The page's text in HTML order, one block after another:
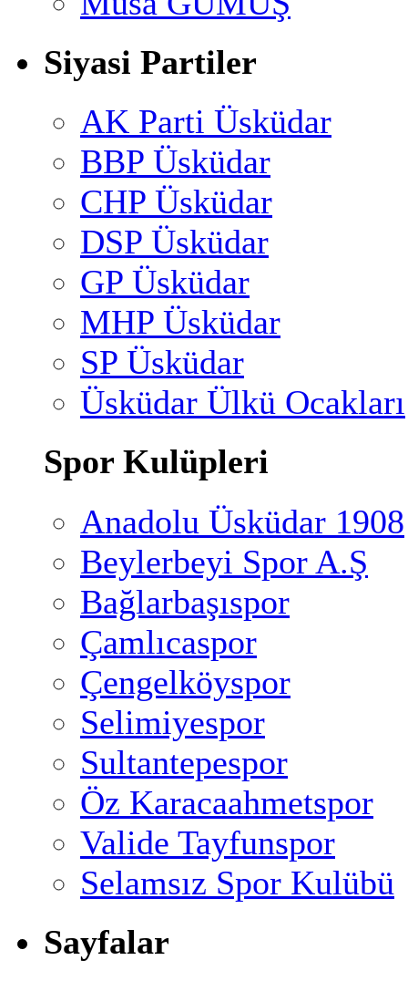
Siyasi Partiler
AK Parti Üsküdar
BBP Üsküdar
CHP Üsküdar
DSP Üsküdar
GP Üsküdar
MHP Üsküdar
SP Üsküdar
Üsküdar Ülkü Ocakları
Spor Kulüpleri
Anadolu Üsküdar 1908
Beylerbeyi Spor A.Ş
Bağlarbaşıspor
Çamlıcaspor
Çengelköyspor
Selimiyespor
Sultantepespor
Öz Karacaahmetspor
Valide Tayfunspor
Selamsız Spor Kulübü
Sayfalar